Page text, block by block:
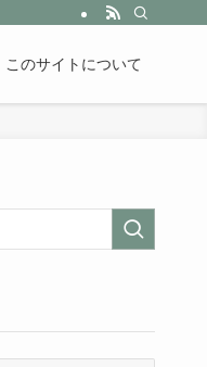
このサイトについて